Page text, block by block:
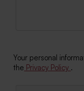
Your personal
the Privacy Policy .